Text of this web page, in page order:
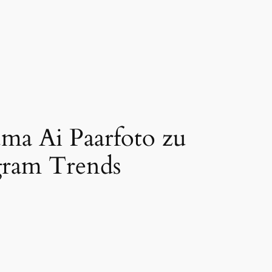
Ai Paarfoto zu
Trends